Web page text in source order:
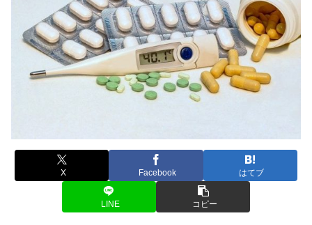
X Facebook はてブ
LINE コピー